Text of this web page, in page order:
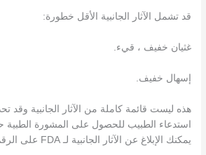
قد تشمل الآثار الجانبية الأقل خطورة:
غثيان خفيف ، قيء.
إسهال خفيف.
هذه ليست قائمة كاملة من الآثار الجانبية
استدعاء الطبيب للحصول على المشورة الطبية
يمكنك الإبلاغ عن الآثار الجانبية لـ FDA على الرقم 1-800-FDA-1088.